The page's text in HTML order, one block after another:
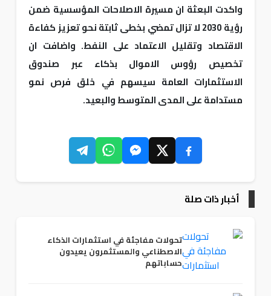
واكدت البعثة ان مسيرة الاصلاحات المؤسسية ضمن
رؤية 2030 لا تزال تمضي بخطى ثابتة نحو تعزيز كفاءة
الاقتصاد وتقليل الاعتماد على النفط. واضافت ان
تخصيص رؤوس الاموال بذكاء عبر صندوق
الاستثمارات العامة سيسهم في خلق فرص نمو
مستدامة على المدى المتوسط والبعيد.
أخبار ذات صلة
تحولات مفاجئة في استثمارات الذكاء
الاصطناعي والمستثمرون يعيدون
حساباتهم